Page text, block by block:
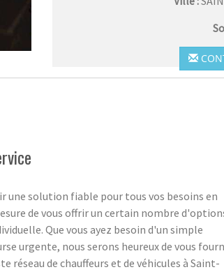
une solution fiable pour tous vos besoins en
de vous offrir un certain nombre
Que vous ayez besoin d'un simple
urgente, nous serons heureux de vous
réseau de chauffeurs et de véhicules à Saint-